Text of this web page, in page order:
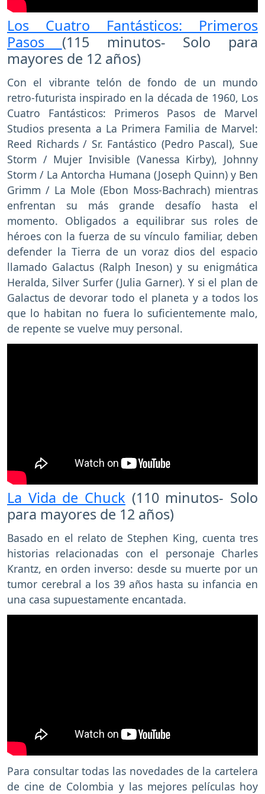
Los Cuatro Fantásticos: Primeros
Pasos (115 minutos- Solo para
mayores de 12 años)
Con el vibrante telón de fondo de un mundo
retro-futurista inspirado en la década de 1960, Los
Cuatro Fantásticos: Primeros Pasos de Marvel
Studios presenta a La Primera Familia de Marvel:
Reed Richards / Sr. Fantástico (Pedro Pascal), Sue
Storm / Mujer Invisible (Vanessa Kirby), Johnny
Storm / La Antorcha Humana (Joseph Quinn) y Ben
Grimm / La Mole (Ebon Moss-Bachrach) mientras
enfrentan su más grande desafío hasta el
momento. Obligados a equilibrar sus roles de
héroes con la fuerza de su vínculo familiar, deben
defender la Tierra de un voraz dios del espacio
llamado Galactus (Ralph Ineson) y su enigmática
Heralda, Silver Surfer (Julia Garner). Y si el plan de
Galactus de devorar todo el planeta y a todos los
que lo habitan no fuera lo suficientemente malo,
de repente se vuelve muy personal.
La Vida de Chuck (110 minutos- Solo
para mayores de 12 años)
Basado en el relato de Stephen King, cuenta tres
historias relacionadas con el personaje Charles
Krantz, en orden inverso: desde su muerte por un
tumor cerebral a los 39 años hasta su infancia en
una casa supuestamente encantada.
Para consultar todas las novedades de la cartelera
de cine de Colombia y las mejores películas hoy